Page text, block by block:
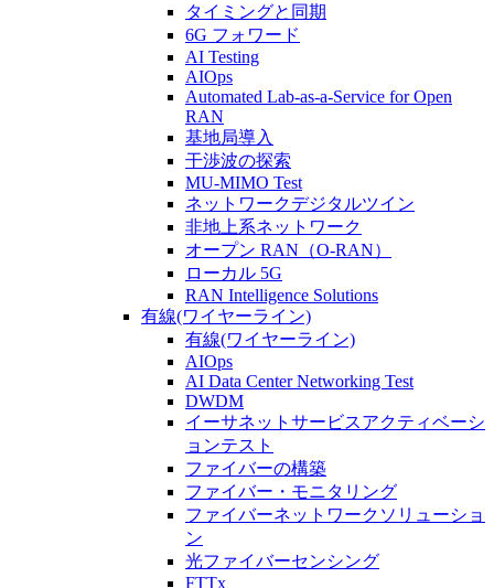
タイミングと同期
6G フォワード
AI Testing
AIOps
Automated Lab-as-a-Service for Open
RAN
基地局導入
干渉波の探索
MU-MIMO Test
ネットワークデジタルツイン
非地上系ネットワーク
オープン RAN（O-RAN）
ローカル 5G
RAN Intelligence Solutions
有線(ワイヤーライン)
有線(ワイヤーライン)
AIOps
AI Data Center Networking Test
DWDM
イーサネットサービスアクティベーシ
ョンテスト
ファイバーの構築
ファイバー・モニタリング
ファイバーネットワークソリューショ
ン
光ファイバーセンシング
FTTx